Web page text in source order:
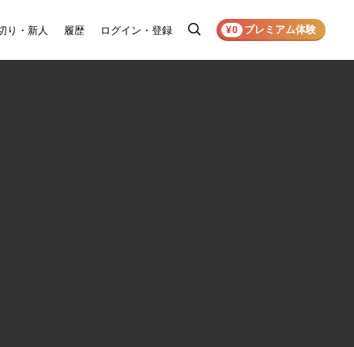
り・新人 履歴 ログイン・登録
検
¥0 プレミアム体験